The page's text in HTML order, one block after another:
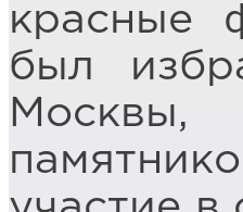
красные
был